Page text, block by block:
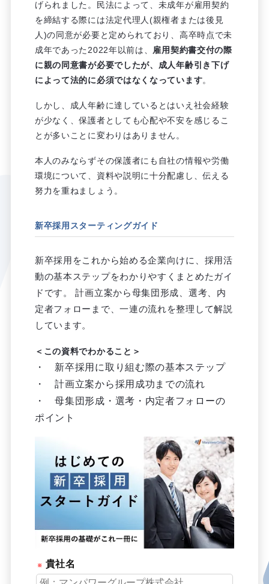
げられました。民法によって、未成年が雇用契約
を締結する際には法定代理人(親権者または後見
人)の同意が必要と定められており、高卒時点で未
成年であった2022年以前は、 雇用契約書交付の際
に親の同意書が必要でしたが、成人年齢引き下げ
によって法的に必須ではなくなっています。
しかし、成人年齢に達しているとはいえ社会経験
が少なく、保護者としても心配や不安を感じるこ
とが多いことに変わりはありません。
本人のみならずその保護者にも自社の情報や労働
環境について、資料や説明に十分配慮し、伝える
努力を重ねましょう。
新卒採用スターティングガイド
新卒採用をこれから始める企業向けに、採用活
動の基本ステップをわかりやすくまとめたガイ
ドです。 計画立案から母集団形成、選考、内
定者フォローまで、一連の流れを整理して解説
しています。
＜この資料でわかること＞
・ 新卒採用に取り組む際の基本ステップ
・ 計画立案から採用成功までの流れ
・ 母集団形成・選考・内定者フォローの
ポイント
貴社名